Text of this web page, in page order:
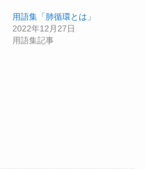
用語集「肺循環とは」
2022年12月27日
用語集記事